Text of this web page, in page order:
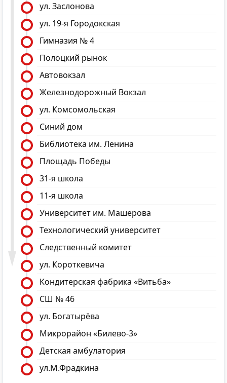
ул. Заслонова
ул. 19-я Городокская
Гимназия № 4
Полоцкий рынок
Автовокзал
Железнодорожный Вокзал
ул. Комсомольская
Синий дом
Библиотека им. Ленина
Площадь Победы
31-я школа
11-я школа
Университет им. Машерова
Технологический университет
Следственный комитет
ул. Короткевича
Кондитерская фабрика «Витьба»
СШ № 46
ул. Богатырёва
Микрорайон «Билево-3»
Детская амбулатория
ул.М.Фрадкина